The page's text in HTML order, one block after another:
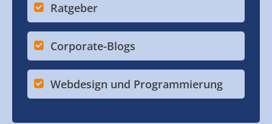
Ratgeber
Corporate-Blogs
Webdesign und Programmierung